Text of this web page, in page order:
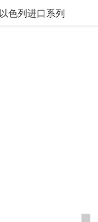
以色列进口系列